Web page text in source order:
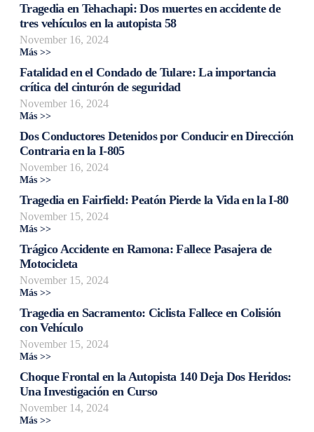
Tragedia en Tehachapi: Dos muertes en accidente de
tres vehículos en la autopista 58
November 16, 2024
Más >>
Fatalidad en el Condado de Tulare: La importancia
crítica del cinturón de seguridad
November 16, 2024
Más >>
Dos Conductores Detenidos por Conducir en Dirección
Contraria en la I-805
November 16, 2024
Más >>
Tragedia en Fairfield: Peatón Pierde la Vida en la I-80
November 15, 2024
Más >>
Trágico Accidente en Ramona: Fallece Pasajera de
Motocicleta
November 15, 2024
Más >>
Tragedia en Sacramento: Ciclista Fallece en Colisión
con Vehículo
November 15, 2024
Más >>
Choque Frontal en la Autopista 140 Deja Dos Heridos:
Una Investigación en Curso
November 14, 2024
Más >>